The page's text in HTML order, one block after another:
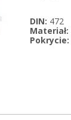
DIN: 472
Materiał:
Pokrycie: